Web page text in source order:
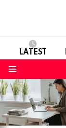
LATEST
LATEST
STORIES